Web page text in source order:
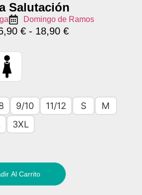
Salutación
Domingo de Ramos
€ - 18,90 €
9/10 11/12 S
M
3XL
Al Carrito